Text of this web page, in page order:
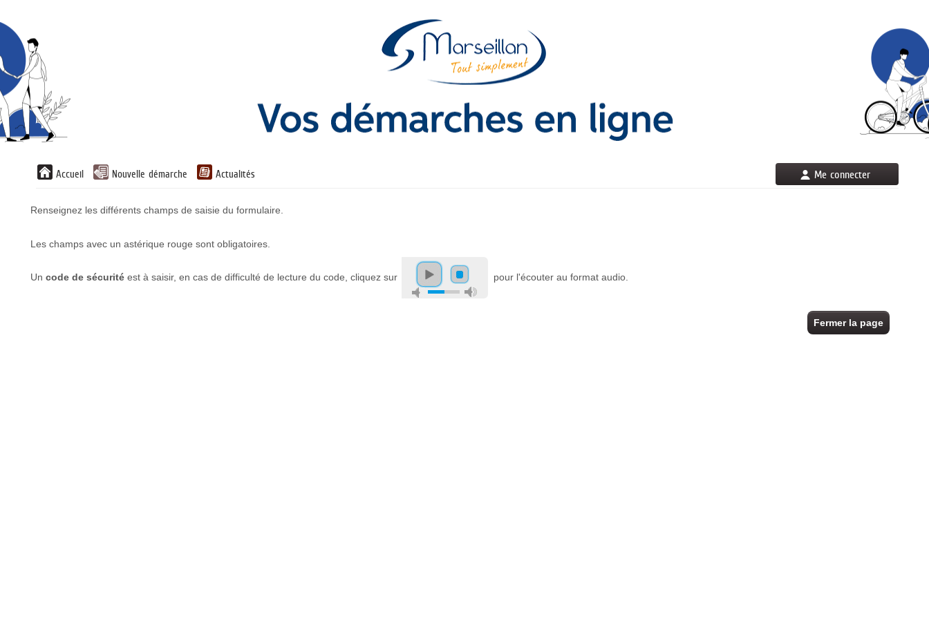
Liste
des
Accueil Nouvelle démarche Actualités Me connecter
Renseignez les différents champs de saisie du formulaire.
Les champs avec un astérique rouge sont obligatoires.
Un code de sécurité est à saisir, en cas de difficulté de lecture du code, cliquez sur pour l'écouter au format audio.
Fermer la page